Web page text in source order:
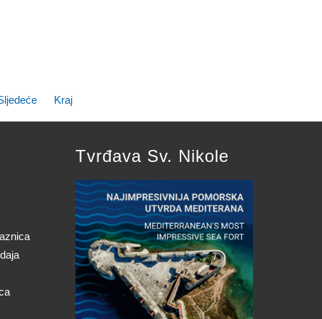
Kraj
Tvrđava Sv. Nikole